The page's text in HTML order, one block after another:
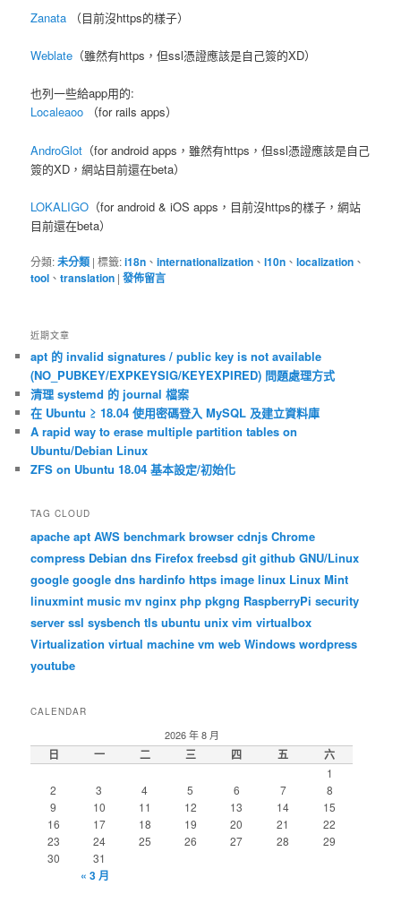
Zanata （目前沒https的樣子）
Weblate （雖然有https，但ssl憑證應該是自己簽的XD）
也列一些給app用的:
Localeaoo （for rails apps）
AndroGlot （for android apps，雖然有https，但ssl憑證應該是自己
簽的XD，網站目前還在beta）
LOKALIGO （for android & iOS apps，目前沒https的樣子，網站
目前還在beta）
分類:未分類 |標籤:i18n 、internationalization 、l10n 、localization 、
tool 、translation |發佈留言
近期文章
apt 的 invalid signatures / public key is not available
(NO_PUBKEY/EXPKEYSIG/KEYEXPIRED) 問題處理方式
清理 systemd 的 journal 檔案
在 Ubuntu ≥ 18.04 使用密碼登入 MySQL 及建立資料庫
A rapid way to erase multiple partition tables on
Ubuntu/Debian Linux
ZFS on Ubuntu 18.04 基本設定/初始化
TAG CLOUD
apache apt AWS benchmark browser cdnjs Chrome
compress Debian dns Firefox freebsd git github GNU/Linux
google google dns hardinfo https image linux Linux Mint
linuxmint music mv nginx php pkgng RaspberryPi security
server ssl sysbench tls ubuntu unix vim virtualbox
Virtualization virtual machine vm web Windows wordpress
youtube
CALENDAR
2026 年 8 月
日 一 二 三 四 五 六
1
2
3 4 5 6 7
8
9
10 11 12 13 14
15
16
17 18 19 20 21
22
23
24 25 26 27 28
29
30
31
« 3 月